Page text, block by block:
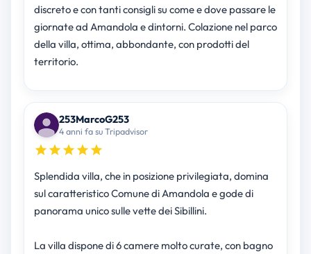
discreto e con tanti consigli su come e dove passare le
giornate ad Amandola e dintorni. Colazione nel parco
della villa, ottima, abbondante, con prodotti del
territorio.
253MarcoG253
4 anni fa su Tripadvisor
Splendida villa, che in posizione privilegiata, domina
sul caratteristico Comune di Amandola e gode di
panorama unico sulle vette dei Sibillini.
La villa dispone di 6 camere molto curate, con bagno